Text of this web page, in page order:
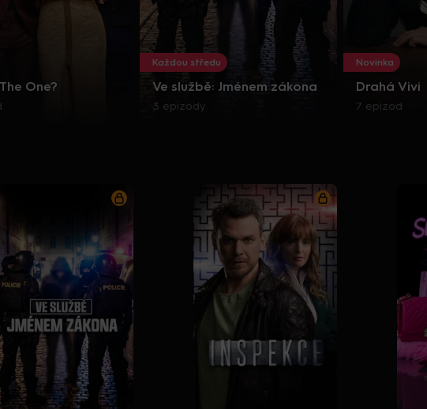
One?
Každou středu
Ve službě: Jménem zákona
3 epizody
Novinka
Drahá Vivi
7 epizod